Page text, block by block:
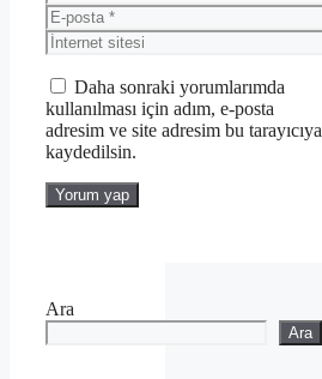
E-
posta
İnternet
sitesi
Daha sonraki yorumlarımda
kullanılması için adım, e-posta
adresim ve site adresim bu tarayıcıya
kaydedilsin.
Ara
Ara